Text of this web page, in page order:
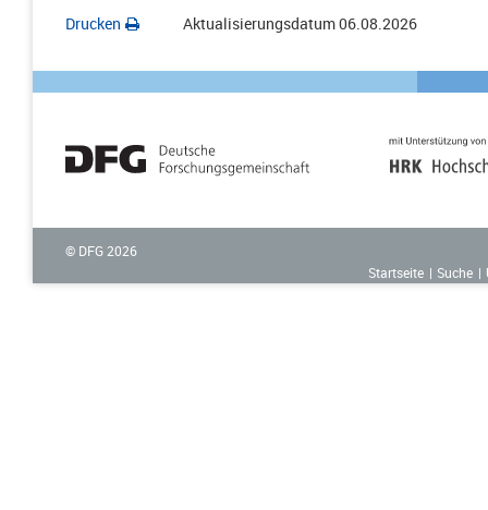
Drucken Aktualisierungsdatum06.08.2026
© DFG 2026
Startseite
Suche